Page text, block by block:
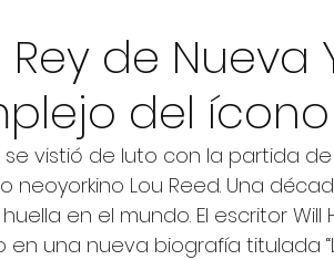
Rey de Nueva
del
se vistió de luto con la partida
neoyorkino Lou Reed. Una
en el mundo. El escritor
una nueva biografía titulada